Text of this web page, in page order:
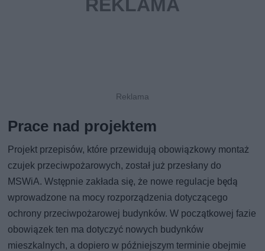
Prace nad projektem
Projekt przepisów, które przewidują obowiązkowy montaż
czujek przeciwpożarowych, został już przesłany do
MSWiA. Wstępnie zakłada się, że nowe regulacje będą
wprowadzone na mocy rozporządzenia dotyczącego
ochrony przeciwpożarowej budynków. W początkowej fazie
obowiązek ten ma dotyczyć nowych budynków
mieszkalnych, a dopiero w późniejszym terminie obejmie